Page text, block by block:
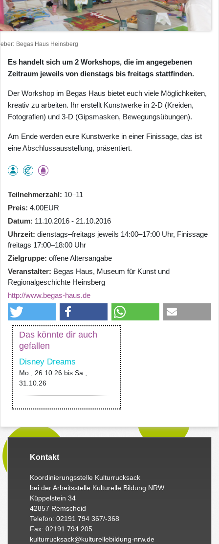
Begas Haus Heinsberg
Es handelt sich um 2 Workshops, die im angegebenen
Zeitraum jeweils von dienstags bis freitags stattfinden.
Der Workshop im Begas Haus bietet euch viele Möglichkeiten,
kreativ zu arbeiten. Ihr erstellt Kunstwerke in 2-D (Kreiden,
Fotografien) und 3-D (Gipsmasken, Bewegungsübungen).
Am Ende werden eure Kunstwerke in einer Finissage, das ist
eine Abschlussausstellung, präsentiert.
Teilnehmerzahl
10–11
Preis 4.00EUR
Datum 11.10.2016 - 21.10.2016
Uhrzeit dienstags–freitags jeweils 14:00–17:00 Uhr, Finissage
freitags 17:00–18:00 Uhr
Zielgruppe offene Altersangabe
Veranstalter Begas Haus, Museum für Kunst und
Regionalgeschichte Heinsberg
http://www.begas-haus.de
Das könnte dir auch
gefallen
Disney Dreams
Mo., 26.10.26 bis Sa.,
31.10.26
Kontakt
Koordinierungsstelle Kulturrucksack
bei der Arbeitsstelle Kulturelle Bildung NRW
Küppelstein 34
42857 Remscheid
Telefon: 02191 794 367/-368
Fax: 02191 794 205
kulturrucksack@kulturellebildung-nrw.de